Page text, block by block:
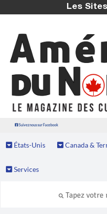
Les
Suivez nous sur Facebook
États-Unis Canada &
Services